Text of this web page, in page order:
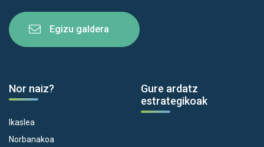
Egizu galdera
Nor naiz?
Ikaslea
Norbanakoa
Gure ardatz
estrategikoak